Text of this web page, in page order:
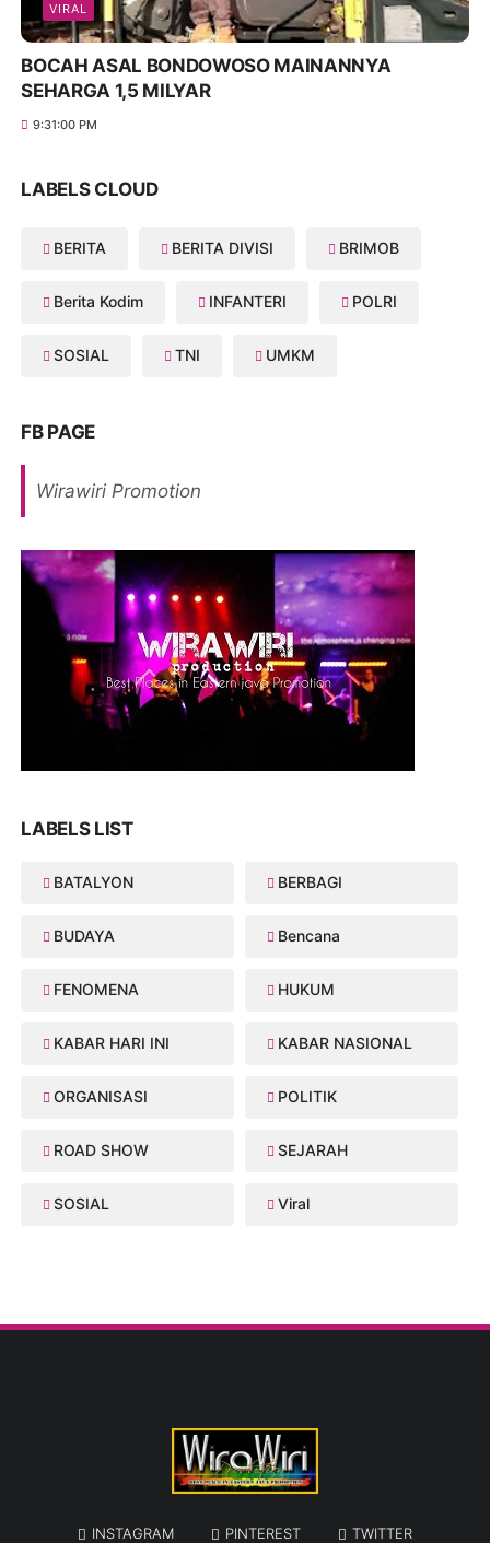
VIRAL
BOCAH ASAL BONDOWOSO MAINANNYA
SEHARGA 1,5 MILYAR
9:31:00 PM
LABELS CLOUD
BERITA BERITA DIVISI BRIMOB
Berita Kodim INFANTERI POLRI
SOSIAL TNI UMKM
FB PAGE
Wirawiri Promotion
LABELS LIST
BATALYON BERBAGI
BUDAYA Bencana
FENOMENA HUKUM
KABAR HARI INI KABAR NASIONAL
ORGANISASI POLITIK
ROAD SHOW SEJARAH
SOSIAL Viral
INSTAGRAM PINTEREST TWITTER